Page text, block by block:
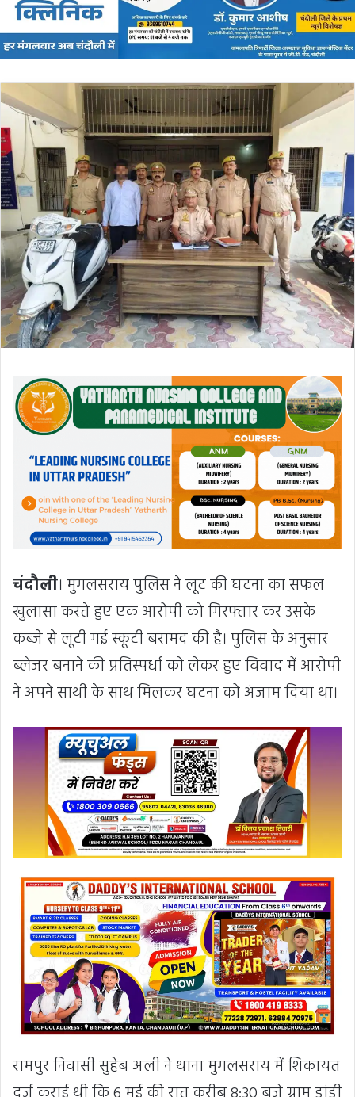
चंदौली। मुगलसराय पुलिस ने लूट की घटना का सफल
खुलासा करते हुए एक आरोपी को गिरफ्तार कर उसके
कब्जे से लूटी गई स्कूटी बरामद की है। पुलिस के अनुसार
ब्लेजर बनाने की प्रतिस्पर्धा को लेकर हुए विवाद में आरोपी
ने अपने साथी के साथ मिलकर घटना को अंजाम दिया था।
रामपुर निवासी सुहेब अली ने थाना मुगलसराय में शिकायत